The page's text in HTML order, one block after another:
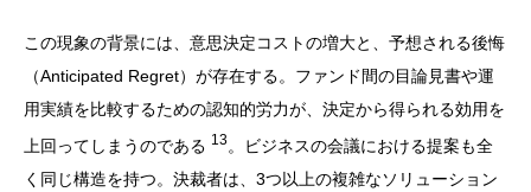
この現象の背景には、意思決定コストの増大と、予想される後悔
（Anticipated Regret）が存在する。ファンド間の目論見書や運
用実績を比較するための認知的労力が、決定から得られる効用を
上回ってしまうのである 13。ビジネスの会議における提案も全
く同じ構造を持つ。決裁者は、3つ以上の複雑なソリューション